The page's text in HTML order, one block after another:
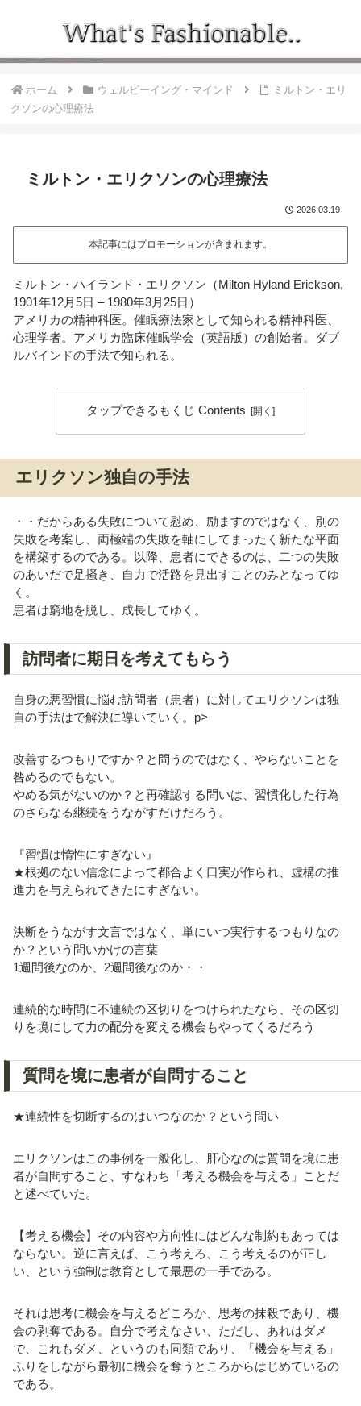
ホーム ウェルビーイング・マインド
ミルトン・エリ
クソンの心理療法
ミルトン・エリクソンの心理療法
2026.03.19
本記事にはプロモーションが含まれます。
ミルトン・ハイランド・エリクソン（Milton Hyland Erickson,
1901年12月5日 – 1980年3月25日）
アメリカの精神科医。催眠療法家として知られる精神科医、
心理学者。アメリカ臨床催眠学会（英語版）の創始者。ダブ
ルバインドの手法で知られる。
タップできるもくじ Contents
エリクソン独自の手法
・・だからある失敗について慰め、励ますのではなく、別の
失敗を考案し、両極端の失敗を軸にしてまったく新たな平面
を構築するのである。以降、患者にできるのは、二つの失敗
のあいだで足掻き、自力で活路を見出すことのみとなってゆ
く。
患者は窮地を脱し、成長してゆく。
訪問者に期日を考えてもらう
自身の悪習慣に悩む訪問者（患者）に対してエリクソンは独
自の手法はで解決に導いていく。p>
改善するつもりですか？と問うのではなく、やらないことを
咎めるのでもない。
やめる気がないのか？と再確認する問いは、習慣化した行為
のさらなる継続をうながすだけだろう。
『習慣は惰性にすぎない』
★根拠のない信念によって都合よく口実が作られ、虚構の推
進力を与えられてきたにすぎない。
決断をうながす文言ではなく、単にいつ実行するつもりなの
か？という問いかけの言葉
1週間後なのか、2週間後なのか・・
連続的な時間に不連続の区切りをつけられたなら、その区切
りを境にして力の配分を変える機会もやってくるだろう
質問を境に患者が自問すること
★連続性を切断するのはいつなのか？という問い
エリクソンはこの事例を一般化し、肝心なのは質問を境に患
者が自問すること、すなわち「考える機会を与える」ことだ
と述べていた。
【考える機会】その内容や方向性にはどんな制約もあっては
ならない。逆に言えば、こう考えろ、こう考えるのが正し
い、という強制は教育として最悪の一手である。
それは思考に機会を与えるどころか、思考の抹殺であり、機
会の剥奪である。自分で考えなさい、ただし、あれはダメ
で、これもダメ、というのも同類であり、「機会を与える」
ふりをしながら最初に機会を奪うところからはじめているの
である。